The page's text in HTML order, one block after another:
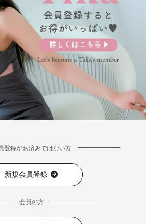
登録がお済みではない方
新規会員登録
会員の方